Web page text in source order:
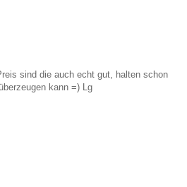
sind die auch echt gut, halten schon
kann =) Lg